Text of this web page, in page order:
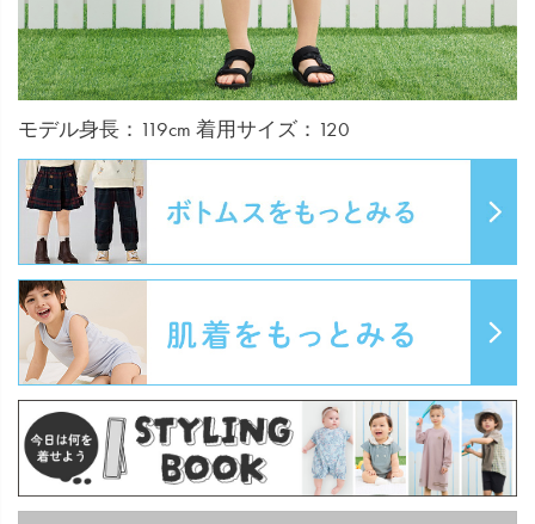
モデル身長：119cm 着用サイズ：120